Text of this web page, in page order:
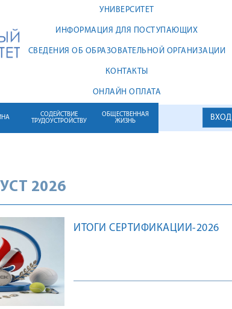
УНИВЕРСИТЕТ
ИНФОРМАЦИЯ ДЛЯ ПОСТУПАЮЩИХ
СВЕДЕНИЯ ОБ ОБРАЗОВАТЕЛЬНОЙ ОРГАНИЗАЦИИ
КОНТАКТЫ
ОНЛАЙН ОПЛАТА
ВХОД
СОДЕЙСТВИЕ
ТРУДОУСТРОЙСТВУ
ОБЩЕСТВЕННАЯ
ЖИЗНЬ
2026
ИТОГИ СЕРТИФИКАЦИИ-2026